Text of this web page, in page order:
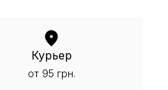
Курьер
от 95 грн.